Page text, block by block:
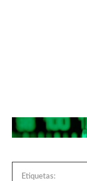
Etiquetas: